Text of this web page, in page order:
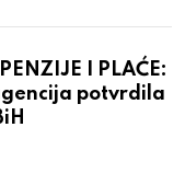
I PLAĆE:
potvrdila